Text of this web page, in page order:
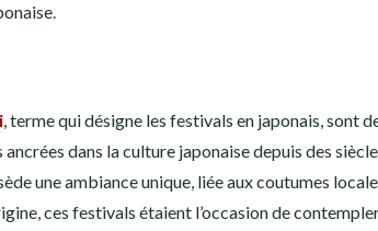
, terme qui désigne les festivals en japonais, sont
dans la culture japonaise depuis des
une ambiance unique, liée aux coutumes
ces festivals étaient l’occasion de